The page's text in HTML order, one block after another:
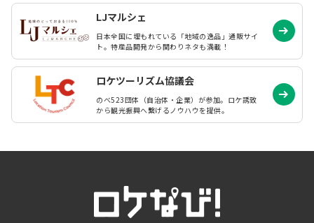
LJマルシェ
日本全国に埋もれている「地域の逸品」通販サイ
ト。特産品開発から関わりネタも満載！
ロケツーリズム協議会
のべ523団体（自治体・企業）が参加。ロケ誘致
から観光振興へ繋げるノウハウを提供。